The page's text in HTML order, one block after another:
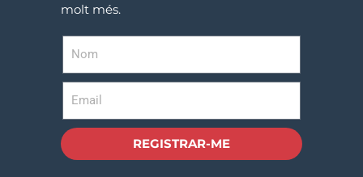
molt més.
REGISTRAR-ME